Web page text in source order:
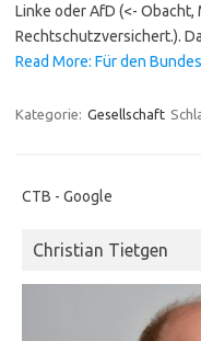
Linke oder AfD (<-
Rechtschutzversichert.).
Read More: Für den
Kategorie: Gesellschaft
CTB - Google
Christian Tietgen